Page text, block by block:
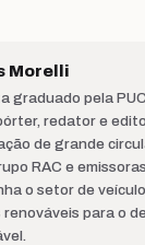
Morelli
graduado pela
redator e
de grande
RAC e
o setor de
para o